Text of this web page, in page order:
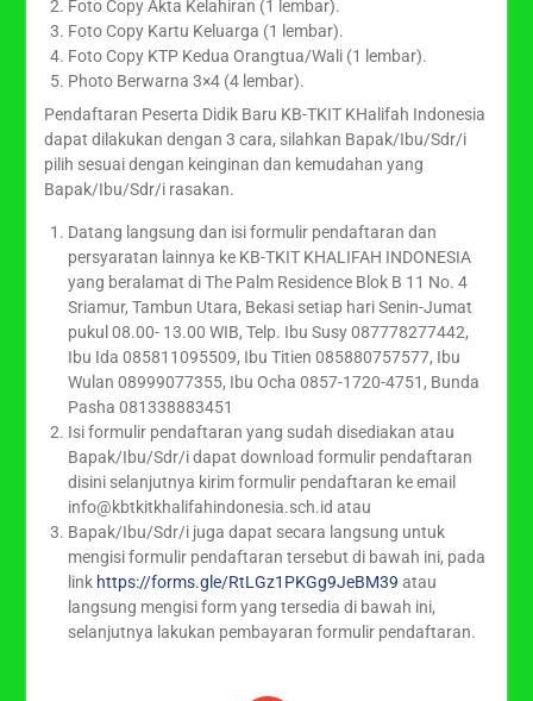
Foto Copy Akta Kelahiran (1 lembar).
Foto Copy Kartu Keluarga (1 lembar).
Foto Copy KTP Kedua Orangtua/Wali (1 lembar).
Photo Berwarna 3×4 (4 lembar).
Pendaftaran Peserta Didik Baru KB-TKIT KHalifah Indonesia
dapat dilakukan dengan 3 cara, silahkan Bapak/Ibu/Sdr/i
pilih sesuai dengan keinginan dan kemudahan yang
Bapak/Ibu/Sdr/i rasakan.
Datang langsung dan isi formulir pendaftaran dan
persyaratan lainnya ke KB-TKIT KHALIFAH INDONESIA
yang beralamat di The Palm Residence Blok B 11 No. 4
Sriamur, Tambun Utara, Bekasi setiap hari Senin-Jumat
pukul 08.00- 13.00 WIB, Telp. Ibu Susy 087778277442,
Ibu Ida 085811095509, Ibu Titien 085880757577, Ibu
Wulan 08999077355, Ibu Ocha 0857-1720-4751, Bunda
Pasha 081338883451
Isi formulir pendaftaran yang sudah disediakan atau
Bapak/Ibu/Sdr/i dapat download formulir pendaftaran
disini selanjutnya kirim formulir pendaftaran ke email
info@kbtkitkhalifahindonesia.sch.id atau
Bapak/Ibu/Sdr/i juga dapat secara langsung untuk
mengisi formulir pendaftaran tersebut di bawah ini, pada
link https://forms.gle/RtLGz1PKGg9JeBM39 atau
langsung mengisi form yang tersedia di bawah ini,
selanjutnya lakukan pembayaran formulir pendaftaran.